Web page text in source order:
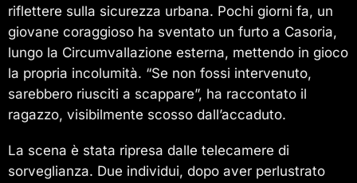
riflettere sulla sicurezza urbana. Pochi giorni fa, un
giovane coraggioso ha sventato un furto a Casoria,
lungo la Circumvallazione esterna, mettendo in gioco
la propria incolumità. “Se non fossi intervenuto,
sarebbero riusciti a scappare”, ha raccontato il
ragazzo, visibilmente scosso dall’accaduto.
La scena è stata ripresa dalle telecamere di
sorveglianza. Due individui, dopo aver perlustrato